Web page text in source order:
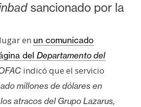
sancionado por la
en un comunicado
del Departamento del
indicó que el servicio
millones de dólares en
atracos del Grupo Lazarus,